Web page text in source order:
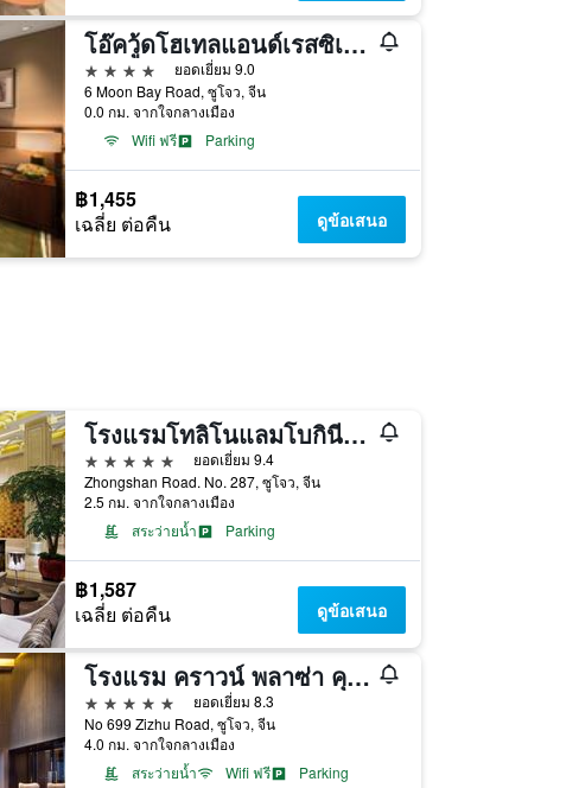
โอ๊ควู้ดโฮเทลแอนด์เรสซิเดนซ์ ซูโจว
4 ดาว
ยอดเยี่ยม 9.0
6 Moon Bay Road, ซูโจว, จีน
0.0 กม. จากใจกลางเมือง
Wifi ฟรี
Parking
฿1,455
เฉลี่ย ต่อคืน ดูข้อเสนอ
โรงแรมโทลิโนแลมโบกินี กลางเมืองคุนชาน
5 ดาว
ยอดเยี่ยม 9.4
Zhongshan Road. No. 287, ซูโจว, จีน
2.5 กม. จากใจกลางเมือง
สระว่ายน้ำ
Parking
฿1,587
เฉลี่ย ต่อคืน ดูข้อเสนอ
โรงแรม คราวน์ พลาซ่า คุนซาน บาย IHG
5 ดาว
ยอดเยี่ยม 8.3
No 699 Zizhu Road, ซูโจว, จีน
4.0 กม. จากใจกลางเมือง
สระว่ายน้ำ
Wifi ฟรี Parking